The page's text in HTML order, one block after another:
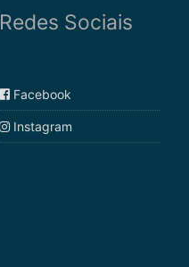
Redes Sociais
Facebook
Instagram